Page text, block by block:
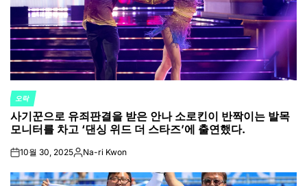
POSTED
IN
오락
사기꾼으로 유죄판결을 받은 안나 소로킨이 반짝이는 발목
모니터를 차고 ‘댄싱 위드 더 스타즈’에 출연했다.
on10월 30, 2025Posted
Na-ri Kwon